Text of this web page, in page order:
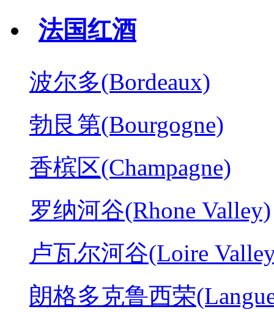
法国红酒
波尔多(Bordeaux)
勃艮第(Bourgogne)
香槟区(Champagne)
罗纳河谷(Rhone Valley)
卢瓦尔河谷(Loire
朗格多克鲁西荣